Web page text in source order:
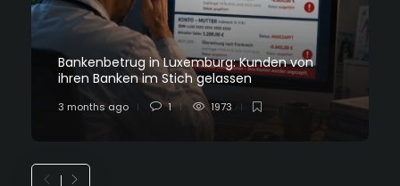
Bankenbetrug in Luxemburg: Kunden von
ihren Banken im Stich gelassen
3 months ago 1 1973